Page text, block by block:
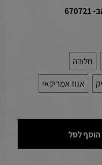
חלודה
אגוז אמריקאי
הוסף לסל